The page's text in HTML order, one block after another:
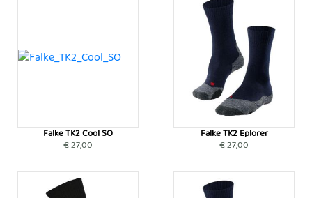
Falke TK2 Cool SO
€ 27,00
Falke TK2 Eplorer
€ 27,00